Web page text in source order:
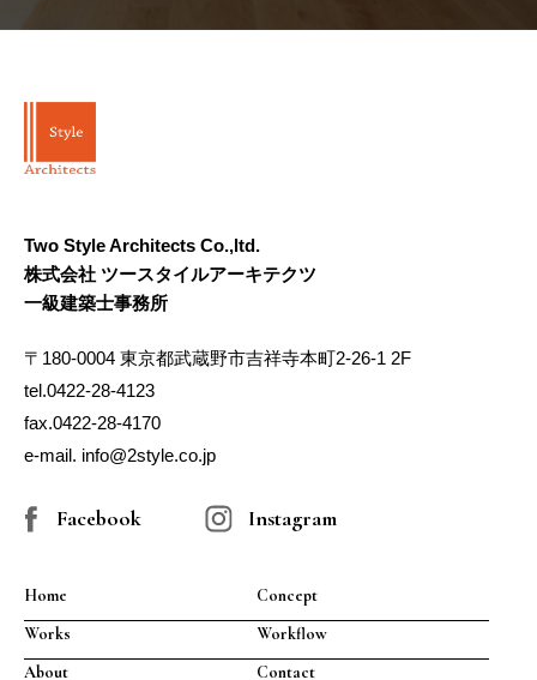
Two Style Architects Co.,ltd.
株式会社 ツースタイルアーキテクツ
一級建築士事務所
〒180-0004 東京都武蔵野市吉祥寺本町2-26-1 2F
tel.0422-28-4123
fax.0422-28-4170
e-mail. info@2style.co.jp
Facebook Instagram
Home
Concept
Works
Workflow
About
Contact